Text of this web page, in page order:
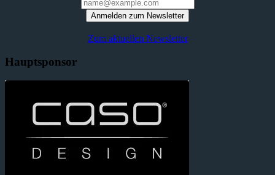
Anmelden zum Newsletter
Zum aktuellen Newsletter
Hauptsponsor